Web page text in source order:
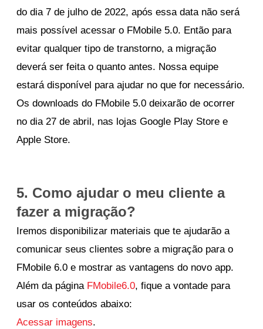
do dia 7 de julho de 2022, após essa data não será
mais possível acessar o FMobile 5.0. Então para
evitar qualquer tipo de transtorno, a migração
deverá ser feita o quanto antes. Nossa equipe
estará disponível para ajudar no que for necessário.
Os downloads do FMobile 5.0 deixarão de ocorrer
no dia 27 de abril, nas lojas Google Play Store e
Apple Store.
5. Como ajudar o meu cliente a
fazer a migração?
Iremos disponibilizar materiais que te ajudarão a
comunicar seus clientes sobre a migração para o
FMobile 6.0 e mostrar as vantagens do novo app.
Além da página FMobile6.0, fique a vontade para
usar os conteúdos abaixo:
Acessar imagens.